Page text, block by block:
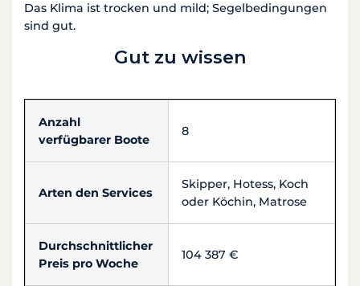
Das Klima ist trocken und mild; Segelbedingungen
sind gut.
Gut zu wissen
Anzahl
verfügbarer Boote
8
Arten den Services
Skipper, Hotess, Koch
oder Köchin, Matrose
Durchschnittlicher
Preis pro Woche
104 387 €